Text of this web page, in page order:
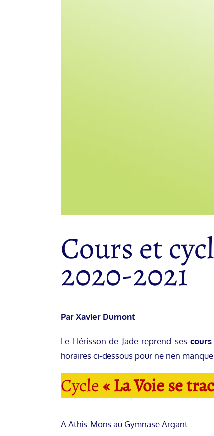
Cours et
2020-2021
Par Xavier Dumont
Le Hérisson de Jade reprend sescours
horaires ci-dessous pour ne rien
Cycle« La Voie se
A Athis-Mons au Gymnase Argant :